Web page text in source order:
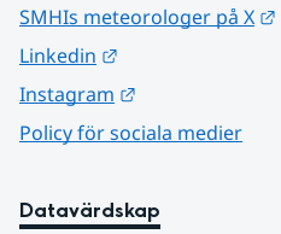
SMHIs meteorologer på X
Linkedin
Instagram
Policy för sociala medier
Datavärdskap